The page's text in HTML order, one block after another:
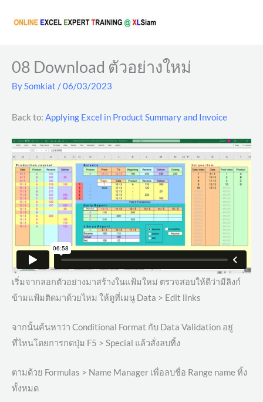
08 Download ตัวอย่างใหม่
BySomkiat /06/03/2023
Back to: Applying Excel in Product Summary and Invoice
เริ่มจากลอกตัวอย่างมาสร้างในแฟ้มใหม่ ตรวจสอบให้ดีว่ามีลิงก์
ข้ามแฟ้มติดมาด้วยไหม ให้ดูที่เมนู Data > Edit links
จากนั้นค้นหาว่า Conditional Format กับ Data Validation อยู่
ที่ไหนโดยการกดปุ่ม F5 > Special แล้วสั่งลบทิ้ง
ตามด้วย Formulas > Name Manager เพื่อลบชื่อ Range name ทิ้ง
ทั้งหมด